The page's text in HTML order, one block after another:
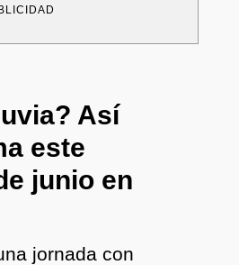
Así
este
junio en
jornada con